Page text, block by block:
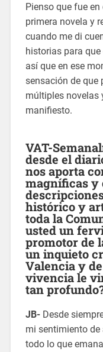
Pienso que fue
primera novela y
cuando me di
historias para
así que en ese
sensación de que
múltiples novelas
manifiesto.
VAT-
desde el
nos aporta
magníficas y
histórico y
toda la
usted un
promotor de
un inquieto
Valencia y
vivencia le
tan
JB-Desde
mi sentimiento
todo lo que